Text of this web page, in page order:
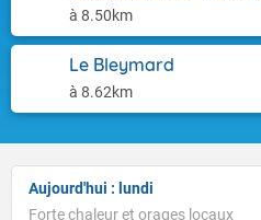
à 8.50km
Le Bleymard
à 8.62km
Aujourd'hui : lundi
Forte chaleur et orages locaux